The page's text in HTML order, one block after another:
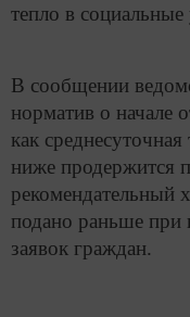
тепло в
В сообщении
норматив о начале
как
ниже продержится
рекомендательный
подано раньше при
заявок граждан.